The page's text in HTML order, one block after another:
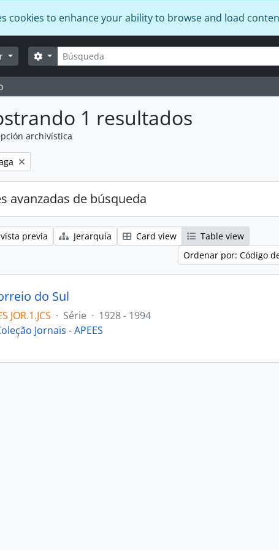
cookies to enhance your ability to browse and load
Búsqueda
Search options
1 resultados
archivística
avanzadas de búsqueda
previa Jerarquía Card view
Table view
Ordenar por: Código
do Sul
JOR.1.JCS · Série · 1928 - 1994
Jornais - APEES